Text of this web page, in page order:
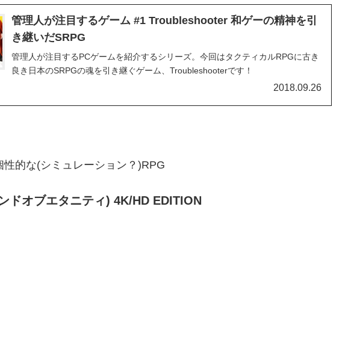
管理人が注目するゲーム #1 Troubleshooter 和ゲーの精神を引
き継いだSRPG
管理人が注目するPCゲームを紹介するシリーズ。今回はタクティカルRPGに古き
良き日本のSRPGの魂を引き継ぐゲーム、Troubleshooterです！
2018.09.26
的な(シミュレーション？)RPG
ドオブエタニティ) 4K/HD EDITION